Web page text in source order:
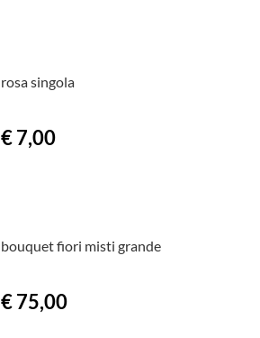
rosa singola
€ 7,00
bouquet fiori misti grande
€ 75,00